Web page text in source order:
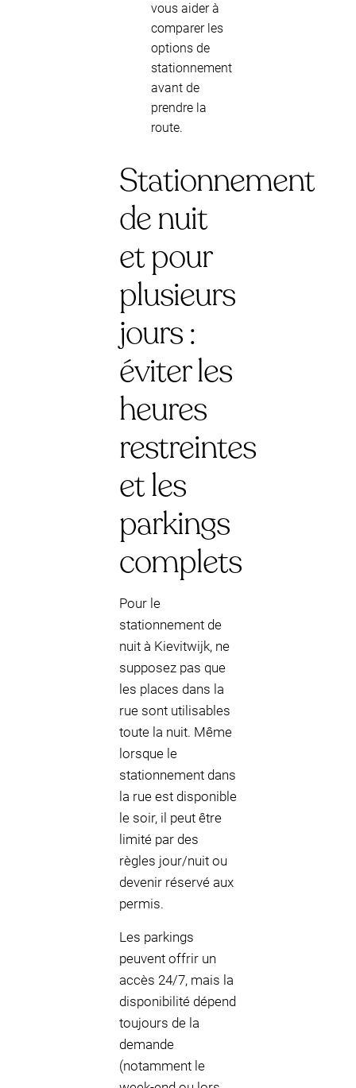
vous aider à
comparer les
options de
stationnement
avant de
prendre la
route.
Stationnement
de nuit
et pour
plusieurs
jours :
éviter les
heures
restreintes
et les
parkings
complets
Pour le
stationnement de
nuit à Kievitwijk, ne
supposez pas que
les places dans la
rue sont utilisables
toute la nuit. Même
lorsque le
stationnement dans
la rue est disponible
le soir, il peut être
limité par des
règles jour/nuit ou
devenir réservé aux
permis.
Les parkings
peuvent offrir un
accès 24/7, mais la
disponibilité dépend
toujours de la
demande
(notamment le